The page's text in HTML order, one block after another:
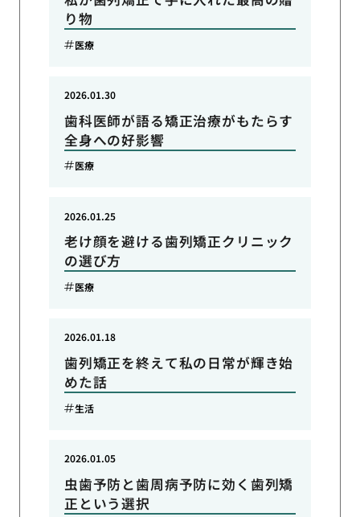
り物
医療
歯科医師が語る矯正治療がもたらす
全身への好影響
2026.01.30
医療
老け顔を避ける歯列矯正クリニック
の選び方
2026.01.25
医療
歯列矯正を終えて私の日常が輝き始
めた話
2026.01.18
生活
虫歯予防と歯周病予防に効く歯列矯
正という選択
2026.01.05